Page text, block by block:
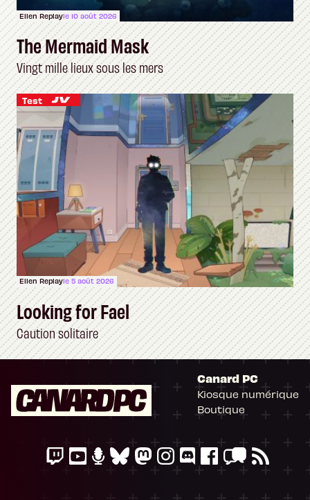
Ellen Replayle 10 août 2026
The Mermaid Mask
Vingt mille lieux sous les mers
Test
Ellen Replayle 5 août 2026
Looking for Fael
Caution solitaire
Canard PC
Kiosque numérique
Boutique